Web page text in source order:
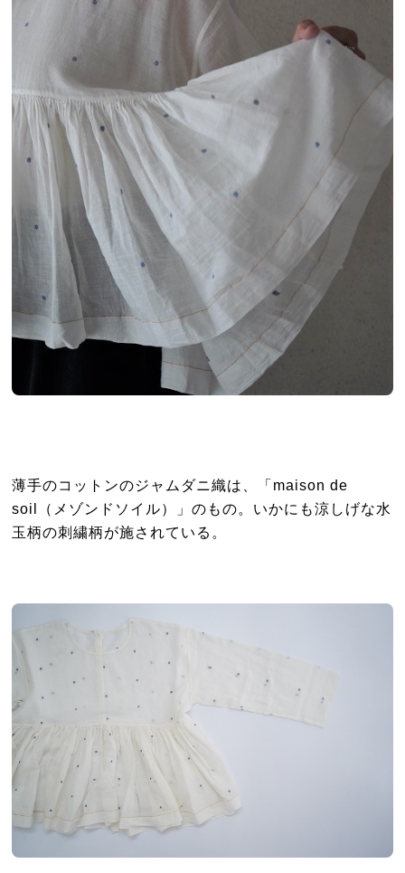
薄手のコットンのジャムダニ織は、「maison de
soil（メゾンドソイル）」のもの。いかにも涼しげな水
玉柄の刺繍柄が施されている。